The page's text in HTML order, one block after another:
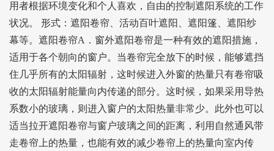
用者根据环境变化和个人喜欢，自由的控制遮阳系统的工作
状况。 形式：遮阳卷帘、活动百叶遮阳、遮阳篷、遮阳纱
幕等。遮阳卷帘A．窗外遮阳卷帘是一种有效的遮阳措施，
适用于各个朝向的窗户。当卷帘完全放下的时候，能够遮挡
住几乎所有的太阳辐射，这时候进入外窗的热量只有卷帘吸
收的太阳辐射能量向内传递的部分。这时候，如果采用导热
系数小的玻璃，则进入窗户的太阳热量非常少。此外也可以
适当拉开遮阳卷帘与窗户玻璃之间的距离，利用自然通风带
走卷帘上的热量，也能有效的减少卷帘上的热量向室内传